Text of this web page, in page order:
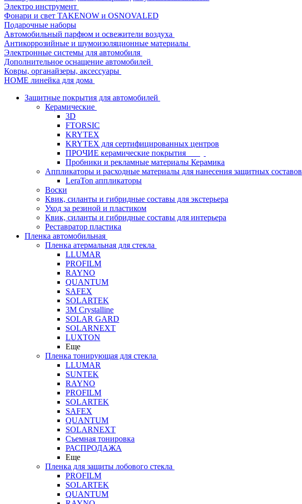
Электро инструмент
Фонари и свет TAKENOW и OSNOVALED
Подарочные наборы
Автомобильный парфюм и освежители воздуха
Антикоррозийные и шумоизоляционные материалы
Электронные системы для автомобиля
Дополнительное оснащение автомобилей
Ковры, органайзеры, аксессуары
HOME линейка для дома
Защитные покрытия для автомобилей
Керамические
3D
FTORSIC
KRYTEX
KRYTEX для сертифицированных центров
ПРОЧИЕ керамические покрытия
Пробники и рекламные материалы Керамика
Аппликаторы и расходные материалы для нанесения защитных составов
LeraTon аппликаторы
Воски
Квик, силанты и гибридные составы для экстерьера
Уход за резиной и пластиком
Квик, силанты и гибридные составы для интерьера
Реставратор пластика
Пленка автомобильная
Пленка атермальная для стекла
LLUMAR
PROFILM
RAYNO
QUANTUM
SAFEX
SOLARTEK
3M Crystalline
SOLAR GARD
SOLARNEXT
LUXTON
Еще
Пленка тонирующая для стекла
LLUMAR
SUNTEK
RAYNO
PROFILM
SOLARTEK
SAFEX
QUANTUM
SOLARNEXT
Съемная тонировка
РАСПРОДАЖА
Еще
Пленка для защиты лобового стекла
PROFILM
SOLARTEK
QUANTUM